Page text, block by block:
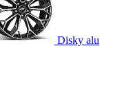
Disky alu